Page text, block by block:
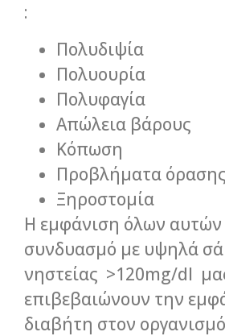
:
Πολυδιψία
Πολυουρία
Πολυφαγία
Απώλεια βάρους
Κόπωση
Προβλήματα όρασης
Ξηροστομία
Η εμφάνιση όλων αυτών
συνδυασμό με υψηλά
νηστείας >120mg/dl
επιβεβαιώνουν την
διαβήτη στον